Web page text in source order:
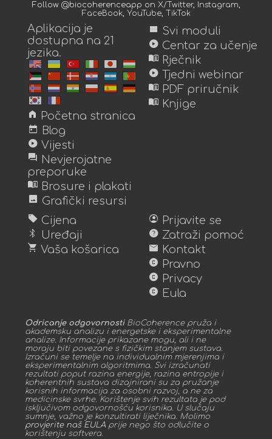
Follow @biocoherenceapp on X/Twitter, Instagram,
FaceBook, YouTube, TikTok
Aplikacija je
dostupna na 21
jezika.
home Početna stranica
today Blog
play_circle Vijesti
forum Nevjerojatne
preporuke
menu_book Brosure i plakati
image Grafički resursi
view_module Svi moduli
play_circle Centar za učenje
menu_book Rječnik
play_circle Tjedni webinar
menu_book PDF priručnik
menu_book Knjige
sell Cijena
bluetooth Uređaji
shopping_cart Vaša košarica
account_circle Prijavite se
help Zatraži pomoć
mail Kontakt
copyright Pravno
copyright Privacy
copyright Eula
Odricanje odgovornostiBioCoherence pruža i
akademsku analizu i energetske i eksperimentalne
analize. Informacije prikazane mogu, ali i ne
moraju biti povezane s fizičkim stanjem sustava.
Izračuni se temelje na individualnim mjerenjima i
eksperimentalnim algoritmima. Svi izračunati
rezultati poput razina energije, razina entropije i
koherentnih sustava dizajnirani su za pružanje
korisnih informacija za osobni razvoj, a ne za
medicinske svrhe. Korištenje svih rezultata je pod
isključivom odgovornošću korisnika. U slučaju
sumnje, važno je konzultirati liječnika. Molimo
provjerite naš EULA prije nego što odlučite o
korištenju softvera.